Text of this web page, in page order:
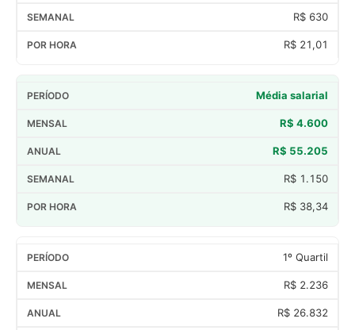
R$ 630
R$ 21,01
Média salarial
R$ 4.600
R$ 55.205
R$ 1.150
R$ 38,34
1º Quartil
R$ 2.236
R$ 26.832